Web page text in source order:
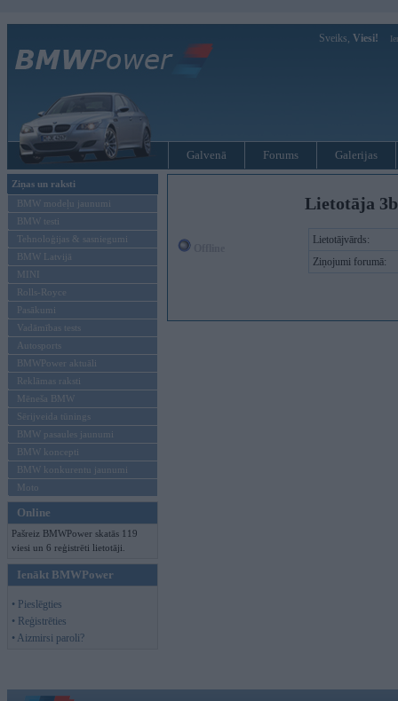
Sveiks, Viesi!
Galvenā Forums Galerijas
Ziņas un raksti
BMW modeļu jaunumi
BMW testi
Tehnoloģijas & sasniegumi
BMW Latvijā
MINI
Rolls-Royce
Pasākumi
Vadāmības tests
Autosports
BMWPower aktuāli
Reklāmas raksti
Mēneša BMW
Sērijveida tūnings
BMW pasaules jaunumi
BMW koncepti
BMW konkurentu jaunumi
Moto
Online
Pašreiz BMWPower skatās 119
viesi un 6 reģistrēti lietotāji.
Ienākt BMWPower
• Pieslēgties
• Reģistrēties
• Aizmirsi paroli?
Lietotāja
Lietotājvārds:
Ziņojumi forumā: